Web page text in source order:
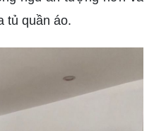
tủ quần áo.